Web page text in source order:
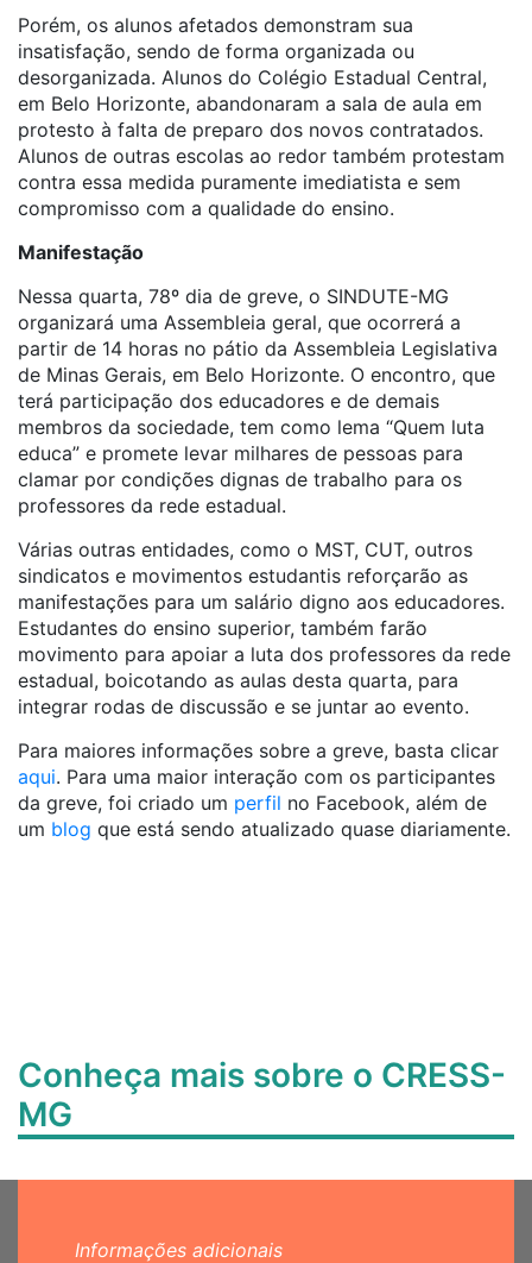
Porém, os alunos afetados demonstram sua
insatisfação, sendo de forma organizada ou
desorganizada. Alunos do Colégio Estadual Central,
em Belo Horizonte, abandonaram a sala de aula em
protesto à falta de preparo dos novos contratados.
Alunos de outras escolas ao redor também protestam
contra essa medida puramente imediatista e sem
compromisso com a qualidade do ensino.
Manifestação
Nessa quarta, 78º dia de greve, o SINDUTE-MG
organizará uma Assembleia geral, que ocorrerá a
partir de 14 horas no pátio da Assembleia Legislativa
de Minas Gerais, em Belo Horizonte. O encontro, que
terá participação dos educadores e de demais
membros da sociedade, tem como lema “Quem luta
educa” e promete levar milhares de pessoas para
clamar por condições dignas de trabalho para os
professores da rede estadual.
Várias outras entidades, como o MST, CUT, outros
sindicatos e movimentos estudantis reforçarão as
manifestações para um salário digno aos educadores.
Estudantes do ensino superior, também farão
movimento para apoiar a luta dos professores da rede
estadual, boicotando as aulas desta quarta, para
integrar rodas de discussão e se juntar ao evento.
Para maiores informações sobre a greve, basta clicar
aqui. Para uma maior interação com os participantes
da greve, foi criado um perfil no Facebook, além de
um blog que está sendo atualizado quase diariamente.
Conheça mais sobre o CRESS-
MG
Informações adicionais